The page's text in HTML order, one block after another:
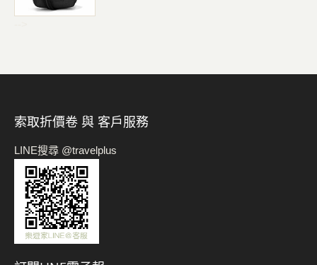
索取折價卷 與 客戶服務
LINE搜尋 @travelplus